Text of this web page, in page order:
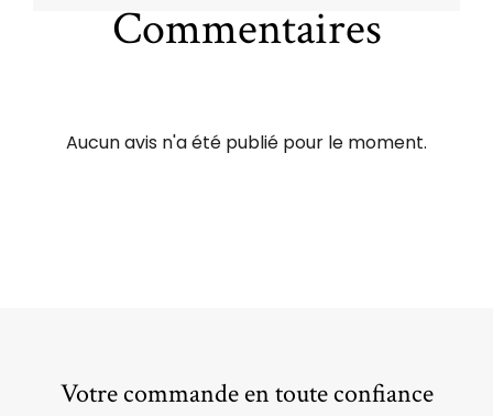
Commentaires
Aucun avis n'a été publié pour le moment.
Votre commande en toute confiance